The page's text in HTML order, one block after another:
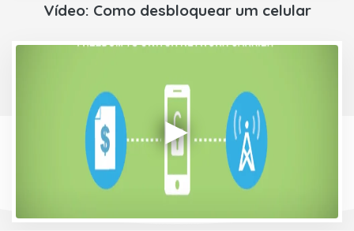
Vídeo: Como desbloquear um celular